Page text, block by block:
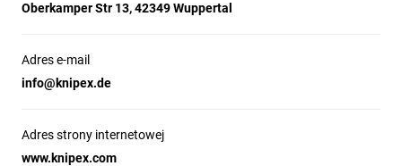
Oberkamper Str 13, 42349 Wuppertal
Adres e-mail
info@knipex.de
Adres strony internetowej
www.knipex.com